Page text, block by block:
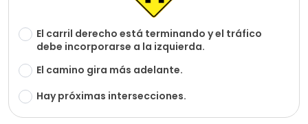
El carril derecho está terminando y el tráfico
debe incorporarse a la izquierda.
El camino gira más adelante.
Hay próximas intersecciones.